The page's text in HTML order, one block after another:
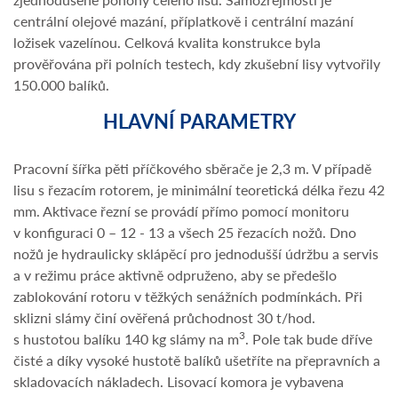
centrální olejové mazání, příplatkově i centrální mazání
ložisek vazelínou. Celková kvalita konstrukce byla
prověřována při polních testech, kdy zkušební lisy vytvořily
150.000 balíků.
HLAVNÍ PARAMETRY
Pracovní šířka pěti příčkového sběrače je 2,3 m. V případě
lisu s řezacím rotorem, je minimální teoretická délka řezu 42
mm. Aktivace řezní se provádí přímo pomocí monitoru
v konfiguraci 0 – 12 - 13 a všech 25 řezacích nožů. Dno
nožů je hydraulicky sklápěcí pro jednodušší údržbu a servis
a v režimu práce aktivně odpruženo, aby se předešlo
zablokování rotoru v těžkých senážních podmínkách. Při
sklizni slámy činí ověřená průchodnost 30 t/hod.
s hustotou balíku 140 kg slámy na m3. Pole tak bude dříve
čisté a díky vysoké hustotě balíků ušetříte na přepravních a
skladovacích nákladech. Lisovací komora je vybavena